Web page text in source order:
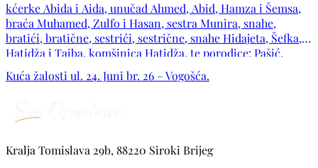
kćerke Abida i Aida, unučad Ahmed, Abid, Hamza i Šemsa,
braća Muhamed, Zulfo i Hasan, sestra Munira, snahe,
bratići, bratične, sestrići, sestrične, snahe Hidajeta, Šefka,
Hatidža i Taiba, komšinica Hatidža, te porodice: Pašić,
Zukić, Zukan, Ćutahija, Pozder, Mujanović, Berkovac,
Salkanović, Žunić, Kolubara, Kahriman, Nuhanović, Ćosić,
prijatelji.
Kuća žalosti ul. 24. Juni br. 26 – Vogošća.
Kralja Tomislava 29b, 88220 Siroki Brijeg